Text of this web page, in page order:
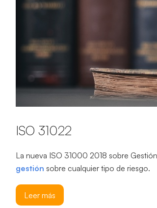
ISO 31022
La nueva ISO 31000 2018 sobre
gestión sobre cualquier tipo de riesgo.
Leer más